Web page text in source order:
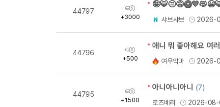
44797
획
득
+3000 샤브샤브 2026-
44796
획
득
+500
애니 뭐 좋아해요 여
여우악마 2026-
44795
획
득
+1500
아니아니아니
(7)
로즈베리
2026-